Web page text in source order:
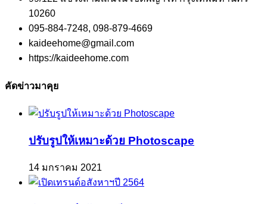
10260
095-884-7248, 098-879-4669
kaideehome@gmail.com
https://kaideehome.com
คัดข่าวมาคุย
ปรับรูปให้เหมาะด้วย Photoscape
14 มกราคม 2021